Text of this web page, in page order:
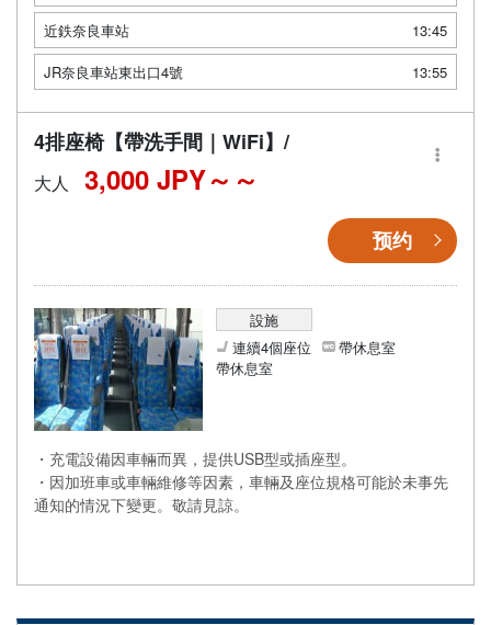
近鉄奈良車站
13:45
JR奈良車站東出口4號
13:55
4排座椅【帶洗手間｜WiFi】/
大人 3,000 JPY～
预约
設施
連續4個座位
帶休息室
帶休息室
・充電設備因車輛而異，提供USB型或插座型。
・因加班車或車輛維修等因素，車輛及座位規格可能於未事先
通知的情況下變更。敬請見諒。